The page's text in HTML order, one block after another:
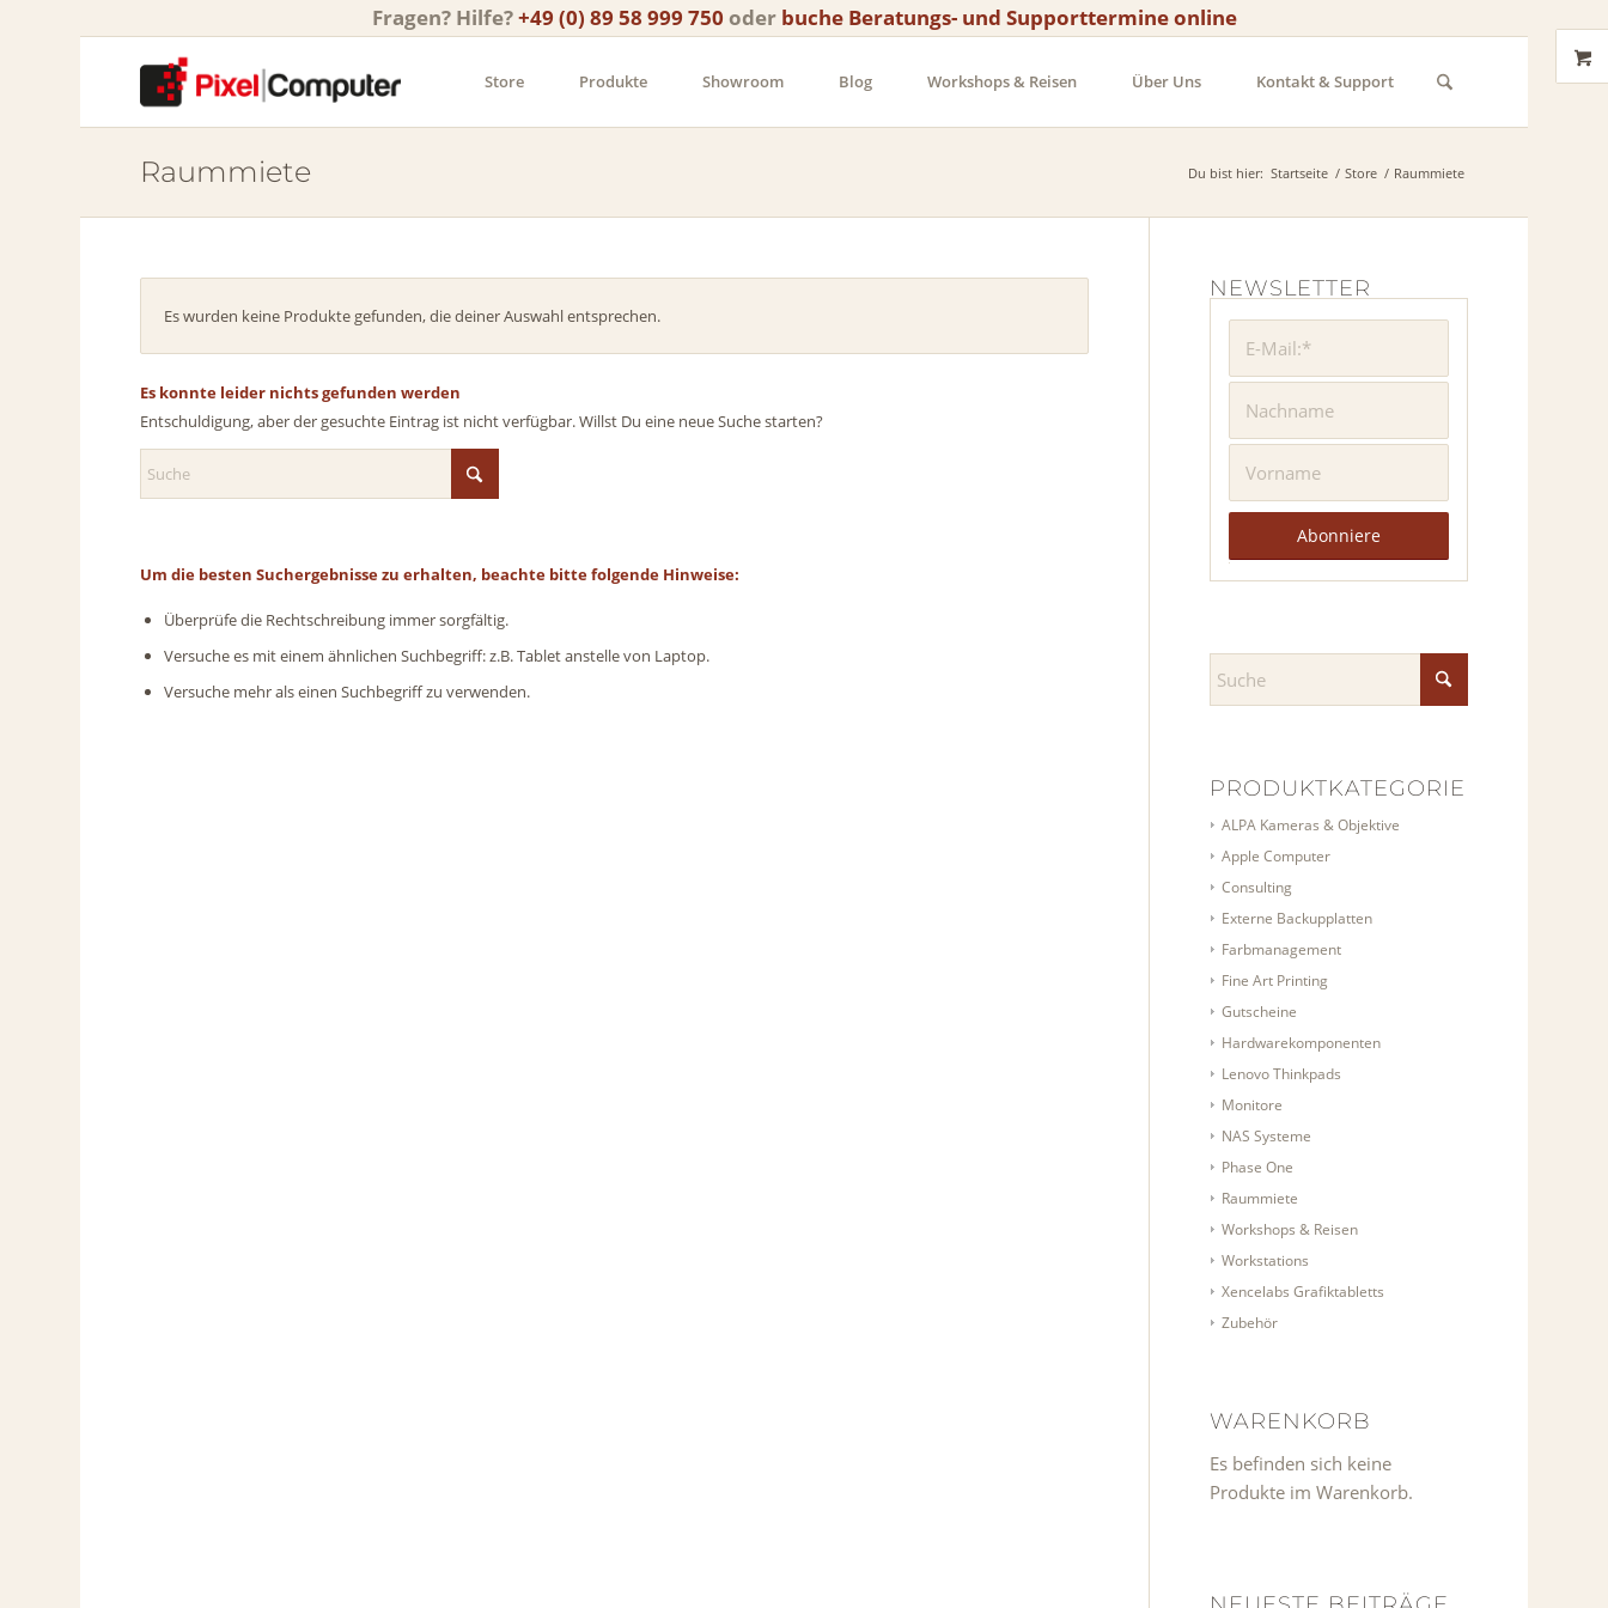
Fragen? Hilfe?+49 (0) 89 58 999 750 oder buche Beratungs- und Supporttermine online
Store Produkte Showroom Blog Workshops & Reisen Über Uns Kontakt & Support
Raummiete Du bist hier: Startseite / Store / Raummiete
Es wurden keine Produkte gefunden, die deiner Auswahl entsprechen.
Es konnte leider nichts gefunden werden
Entschuldigung, aber der gesuchte Eintrag ist nicht verfügbar. Willst Du eine neue Suche starten?
Um die besten Suchergebnisse zu erhalten, beachte bitte folgende Hinweise:
Überprüfe die Rechtschreibung immer sorgfältig.
Versuche es mit einem ähnlichen Suchbegriff: z.B. Tablet anstelle von Laptop.
Versuche mehr als einen Suchbegriff zu verwenden.
NEWSLETTER
PRODUKTKATEGORIEN
ALPA Kameras & Objektive
Apple Computer
Consulting
Externe Backupplatten
Farbmanagement
Fine Art Printing
Gutscheine
Hardwarekomponenten
Lenovo Thinkpads
Monitore
NAS Systeme
Phase One
Raummiete
Workshops & Reisen
Workstations
Xencelabs Grafiktabletts
Zubehör
WARENKORB
Es befinden sich keine
Produkte im Warenkorb.